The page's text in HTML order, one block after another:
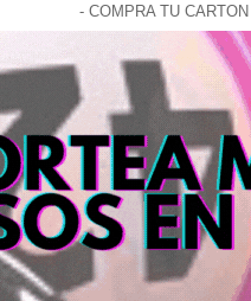
- COMPRA TU